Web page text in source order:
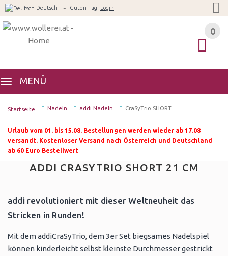
Deutsch Guten Tag Login
0
MENÜ
0
Startseite Nadeln addi Nadeln CraSyTrio SHORT
Urlaub vom 01. bis 15.08. Bestellungen werden wieder ab 17.08
versandt. Kostenloser Versand nach Österreich und Deutschland
ab 60 Euro Bestellwert
ADDI CRASYTRIO SHORT 21 CM
addi revolutioniert mit dieser Weltneuheit das
Stricken in Runden!
Mit dem addiCraSyTrio, dem 3er Set biegsames Nadelspiel
können kinderleicht selbst kleinste Durchmesser gestrickt